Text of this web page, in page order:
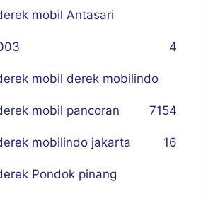
mobil Antasari
4
mobil derek mobilindo
154
mobil pancoran 7
mobilindo jakarta 16
Pondok pinang